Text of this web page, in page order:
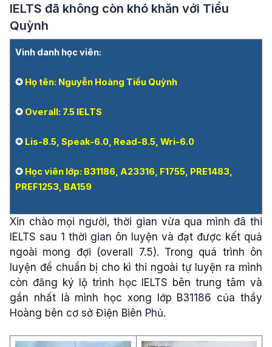
IELTS đã không còn khó khăn với Tiểu
Quỳnh
Vinh danh học viên:
✪ Họ tên: Nguyễn Hoàng Tiểu Quỳnh
✪ Overall: 7.5 IELTS
✪ Lis-8.5, Speak-6.0, Read-8.5, Wri-6.0
✪ Học viên lớp: B31186, A23316, F1755, PRE1483,
PREF1253, BA159
Xin chào mọi người, thời gian vừa qua mình đã thi
IELTS sau 1 thời gian ôn luyện và đạt được kết quả
ngoài mong đợi (overall 7.5). Trong quá trình ôn
luyện để chuẩn bị cho kì thi ngoài tự luyện ra mình
còn đăng ký lộ trình học IELTS bên trung tâm và
gần nhất là mình học xong lớp B31186 của thầy
Hoàng bên cơ sở Điện Biên Phủ.